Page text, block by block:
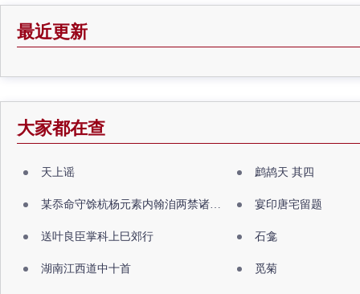
最近更新
大家都在查
天上谣 鹧鸪天 其四
某忝命守馀杭杨元素内翰洎两禁诸公出祖佛寺 宴印唐宅留题
送叶良臣掌科上巳郊行 石龛
湖南江西道中十首 觅菊